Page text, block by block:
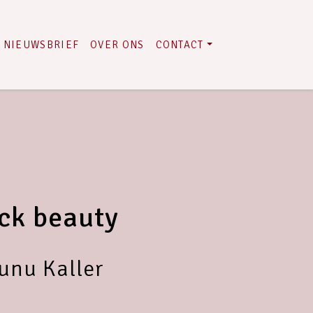
NIEUWSBRIEF OVER ONS CONTACT
beauty
Kaller